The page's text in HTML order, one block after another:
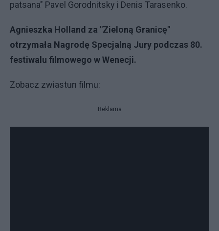
patsana" Pavel Gorodnitsky i Denis Tarasenko.
Agnieszka Holland za "Zieloną Granicę"
otrzymała Nagrodę Specjalną Jury podczas 80.
festiwalu filmowego w Wenecji.
Zobacz zwiastun filmu:
Reklama